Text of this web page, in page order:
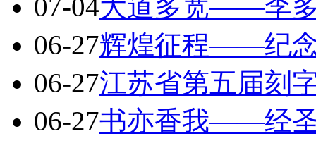
07-04大道多宽——李
06-27辉煌征程——纪
06-27江苏省第五届刻
06-27书亦香我——经